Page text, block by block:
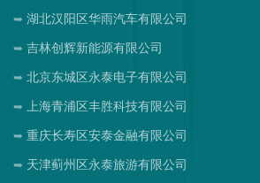
湖北汉阳区华雨汽车有限公司
吉林创辉新能源有限公司
北京东城区永泰电子有限公司
上海青浦区丰胜科技有限公司
重庆长寿区安泰金融有限公司
天津蓟州区永泰旅游有限公司